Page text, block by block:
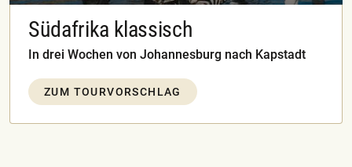
Südafrika klassisch
In drei Wochen von Johannesburg nach Kapstadt
ZUM TOURVORSCHLAG